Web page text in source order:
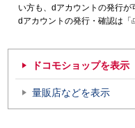
い方も、dアカウントの発行が
dアカウントの発行・確認は「
ドコモショップを表示
量販店などを表示